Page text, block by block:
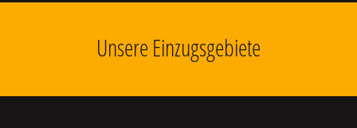
Unsere Einzugsgebiete